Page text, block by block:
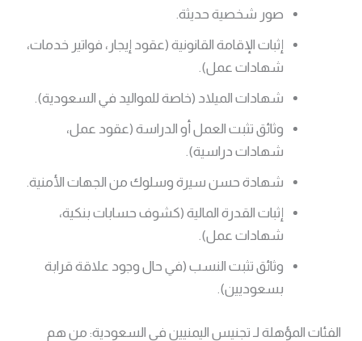
صور شخصية حديثة.
إثبات الإقامة القانونية (عقود إيجار، فواتير خدمات،
شهادات عمل).
شهادات الميلاد (خاصة للمواليد في السعودية).
وثائق تثبت العمل أو الدراسة (عقود عمل،
شهادات دراسية).
شهادة حسن سيرة وسلوك من الجهات الأمنية.
إثبات القدرة المالية (كشوف حسابات بنكية،
شهادات عمل).
وثائق تثبت النسب (في حال وجود علاقة قرابة
بسعوديين).
الفئات المؤهلة لـ تجنيس اليمنيين في السعودية: من هم